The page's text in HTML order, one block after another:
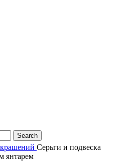
Search
Серьги и подвеска
янтарем